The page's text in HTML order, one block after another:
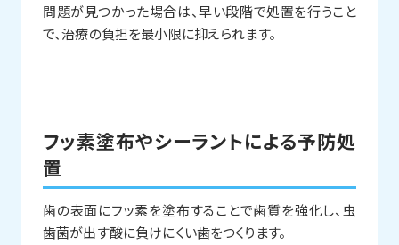
問題が見つかった場合は、早い段階で処置を行うこと
で、治療の負担を最小限に抑えられます。
フッ素塗布やシーラントによる予防処
置
歯の表面にフッ素を塗布することで歯質を強化し、虫
歯菌が出す酸に負けにくい歯をつくります。